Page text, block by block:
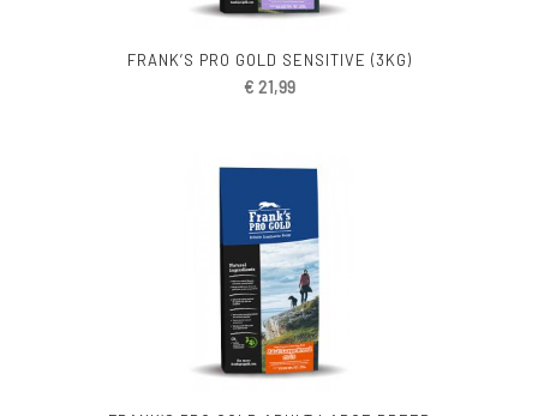
FRANK’S PRO GOLD SENSITIVE (3KG)
€ 21,99